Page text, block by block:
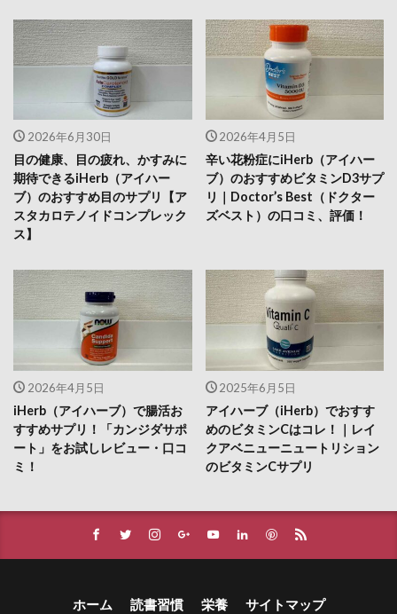
2026年6月30日
目の健康、目の疲れ、かすみに
期待できるiHerb（アイハー
ブ）のおすすめ目のサプリ【ア
スタカロテノイドコンプレック
ス】
2026年4月5日
辛い花粉症にiHerb（アイハー
ブ）のおすすめビタミンD3サプ
リ｜Doctor’s Best（ドクター
ズベスト）の口コミ、評価！
2026年4月5日
iHerb（アイハーブ）で腸活お
すすめサプリ！「カンジダサポ
ート」をお試しレビュー・口コ
ミ！
2025年6月5日
アイハーブ（iHerb）でおすす
めのビタミンCはコレ！｜レイ
クアベニューニュートリション
のビタミンCサプリ
ホーム 読書習慣 栄養 サイトマップ